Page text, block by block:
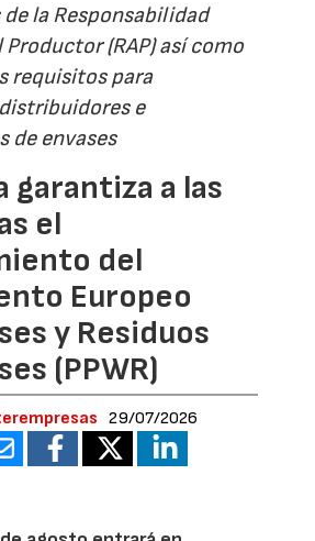
la Responsabilidad
(RAP) así como
requisitos para
e
de envases
garantiza a las
el
del
Europeo
y Residuos
(PPWR)
29/07/2026